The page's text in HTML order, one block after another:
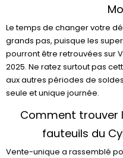
Le temps de changer votre
grands pas, puisque les
pourront être retrouvées sur
2025. Ne ratez surtout pas
aux autres périodes de
seule et unique journée.
Comment trouver
fauteuils du
Vente-unique a rassemblé